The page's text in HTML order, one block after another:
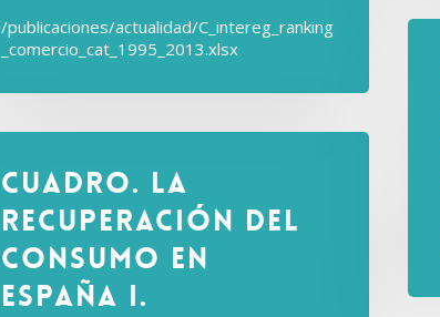
/publicaciones/actualidad/C_intereg_ranking
_comercio_cat_1995_2013.xlsx
Cuadro. La
recuperación del
consumo en
España I.